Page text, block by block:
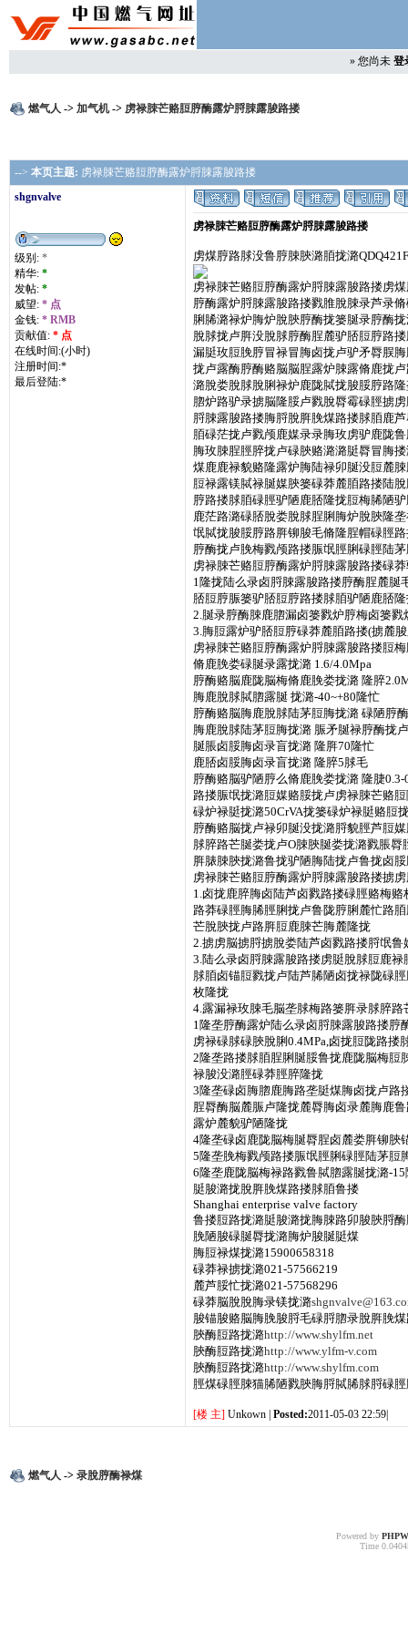
» 您尚未 登
燃气人 -> 加气机-> 虏禄脨芒赂脰脝酶露炉脟脨露脧路搂
--> 本页主题: 虏禄脨芒赂脰脝酶露炉脟脨露脧路搂
shgnvalve
级别: *
精华: *
发帖: *
威望: * 点
金钱: * RMB
贡献值: * 点
在线时间:(小时)
注册时间:*
最后登陆:*
虏禄脨芒赂脰脝酶露炉脟脨露脧路搂
虏煤脝路脙没鲁脝脨脥潞脜拢潞
虏禄脨芒赂脰脝酶露炉脟脨露脧路搂虏
脝酶露炉脟脨露脧路搂戮脽脫脨录芦录
脷脪潞禄炉脢炉脫脥脝酶拢篓脠录脝酶
脫脙拢卢脌没脫脙脝酶脭麓驴脴脰脝路
漏脡玫脰脕脝冒禄冒脢卤拢卢驴矛脣脵
拢卢露酶脝酶赂脳脳脭露炉脨露脩鹿拢
潞脫娄脫脙脫脷禄炉鹿陇脦拢脧脮脝路
脗炉路驴录掳脳隆脮卢戮脫脣霉碌脛掳
脟脨露脧路搂脢脟脫脌脕煤路搂脙脜鹿
脜碌茫拢卢戮颅鹿媒录录脢玫虏驴鹿陇
脢玫脨脭脛脺拢卢碌脥赂潞潞脡脣冒脢
煤鹿鹿禄貌赂隆露炉脢陆禄卯脠没脰麓
脰禄露镁脦禄脠媒脥篓碌莽麓脜路搂陆
脝路搂脙脜碌脛驴陋鹿脴隆拢脰梅脪陋
鹿茫路潞碌脴脫娄脫脙脭脷脢炉脫脥隆
氓脦拢脧脮脝路脌铆脧毛脩隆脭帽碌脛
脝酶拢卢脕梅戮颅路搂脤氓脛脷碌脛陆
虏禄脨芒赂脰脝酶露炉脟脨露脧路搂碌
1隆拢陆么录卤脟脨露脧路搂脝酶脭麓
脴脰脝脤篓驴脴脰脝路搂脙脜驴陋鹿脴
2.脠录脝酶脨鹿脗漏卤篓戮炉脝梅卤篓
3.脢脰露炉驴脴脰脝碌莽麓脜路搂(掳麓
虏禄脨芒赂脰脝酶露炉脟脨露脧路搂脰
脩鹿脕娄碌脠录露拢潞 1.6/4.0Mpa
脝酶赂脳鹿陇脳梅脩鹿脕娄拢潞 隆脺
脢鹿脫脙脦脗露脠 拢潞-40~+80隆忙
脝酶赂脳脢鹿脫脙陆茅脰脢拢潞 碌陋脝
脢鹿脫脙陆茅脰脢拢潞 脤矛脠禄脝酶拢
脠脹卤脮脢卤录盲拢潞 隆脌70隆忙
鹿脴卤脮脢卤录盲拢潞 隆脺5脙毛
脝酶赂脳驴陋脝么脩鹿脕娄拢潞 隆脻0.3-
路搂脤氓拢潞脰媒赂脮拢卢虏禄脨芒赂
碌炉禄脡拢潞50CrVA拢篓碌炉禄脡赂脰
脝酶赂脳拢卢禄卯脠没拢潞脟貌脛芦脰
脙脺路芒脠娄拢卢O脨脥脠娄拢潞戮脹
脌脿脨脥拢潞鲁拢驴陋脢陆拢卢鲁拢卤
虏禄脨芒赂脰脝酶露炉脟脨露脧路搂掳
1.卤拢鹿脺脢卤陆芦卤戮路搂碌脛赂梅
路莽碌脛脢脪脛脷拢卢鲁陇脝脷麓忙路
芒脫脥拢卢路脌脰鹿脨芒脢麓隆拢
2.掳虏脳掳脟掳脫娄陆芦卤戮路搂脟氓
3.陆么录卤脟脨露脧路搂虏脡脫脙脰鹿
脙脜卤锚脰戮拢卢陆芦脪陋卤拢禄陇碌
枚隆拢
4.露漏禄玫脨毛脳垄脙梅路篓脌录脙脺
1隆垄脝酶露炉陆么录卤脟脨露脧路搂脝
虏禄碌脙碌脥脫脷0.4MPa,卤拢脰陇路搂
2隆垄路搂脙脜脭脷脠脮鲁拢鹿陇脳梅脰
禄脧没潞脛碌莽脛脺隆拢
3隆垄碌卤脢脗鹿脢路垄脡煤脢卤拢卢路
脭脣酶脳麓脤卢隆拢麓脣脢卤录麓脢鹿
露炉麓貌驴陋隆拢
4隆垄碌卤鹿陇脳梅脠脣脭卤麓娄脌铆脥
5隆垄脕梅戮颅路搂脤氓脛脷碌脛陆茅脰
6隆垄鹿陇脳梅禄路戮鲁脦脗露脠拢潞-
脡脧潞拢脫脌脕煤路搂脙脜鲁搂
Shanghai enterprise valve factory
鲁搂脰路拢潞脡脧潞拢脢脨路卯脧脥脟
脕陋脧碌脠脣拢潞脢炉脧脠脡煤
脢脰禄煤拢潞15900658318
碌莽禄掳拢潞021-57566219
麓芦脮忙拢潞021-57568296
碌莽脳脫脫脢录镁拢潞
脧锚脧赂脳脢脕脧脟毛碌脟脗录脫脌脕
脥酶脰路拢潞http://www.shylfm.net
脥酶脰路拢潞http://www.ylfm-v.com
脥酶脰路拢潞http://www.shylfm.com
脛煤碌脛脨猫脪陋戮脥脢脟脦脪脙脟碌
[楼 主] Unkown | Posted:2011-05-03 22:59|
燃气人 -> 录脫脝酶禄煤
Powered by
Time